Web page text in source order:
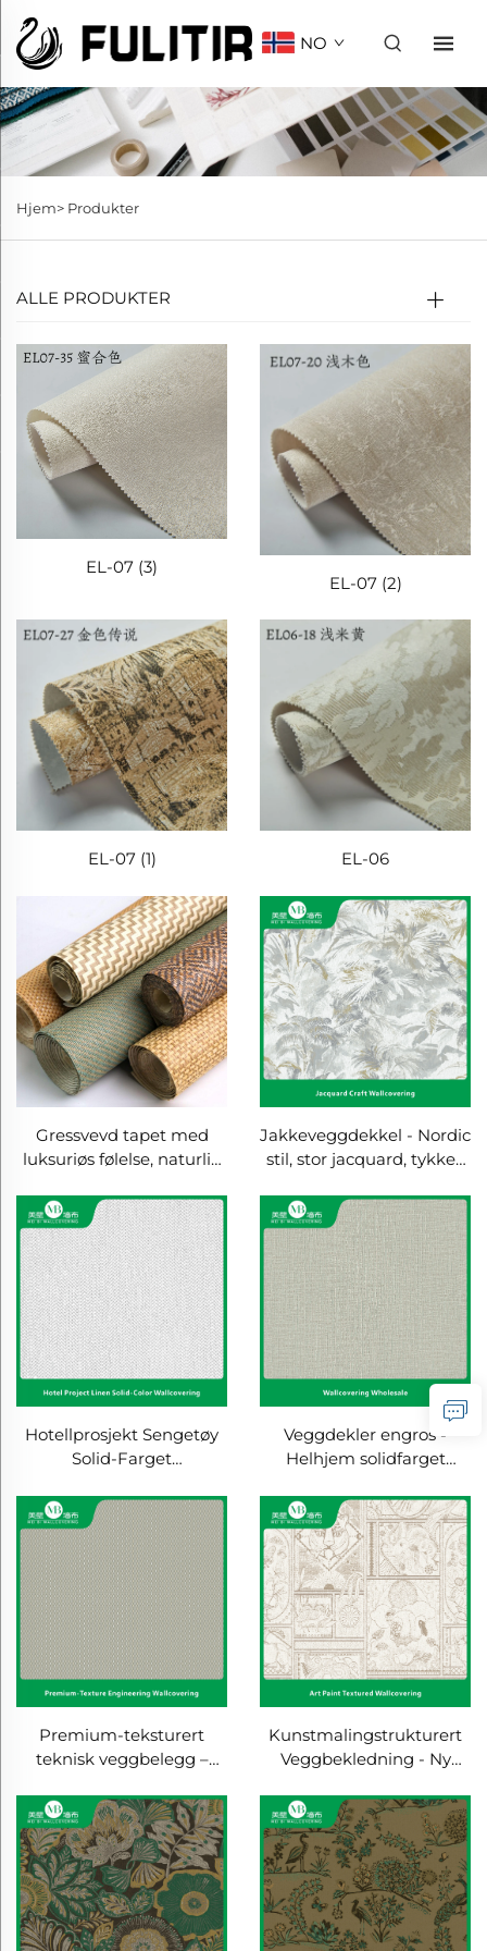
NO
Hjem> Produkter
ALLE PRODUKTER
EL-07 (3)
EL-07 (2)
EL-07 (1) EL-06
Gressvevd tapet med
luksuriøs følelse, naturlig
tredimensjonalt tapet,
ikke selvklebende tykke
sisal- og rotangstikker,
fabrikkhurt salg
Jakkeveggdekkel - Nordic
stil, stor jacquard, tykket,
europeisk stil, premium
struktur, diskrete
mønstre, amerikansk stil
veggdekkel
Hotellprosjekt Sengetøy
Solid-Farget
Soverom og Stue,
Premium Struktur,
Heldekkende Uten
Løsninger, Direkte fra
Produsent (Grosveksel
Tilgjengelig)
Veggdekler engros -
Helhjem solidfarget
tykket veggdekle,
direktesalg fra fabrikk,
teknisk klasse, sømløs
kant, lys luksusstil
Premium-teksturert
teknisk veggbelegg –
egnet til soveværelse og
stue, hjemmebruk av
bomull-linnen enfarget
veggdekning, lys
luksusstil, direktesalg fra
fabrikk
Kunstmalingstrukturert
Veggbekledning - Ny
Krapresistens, Egnet for
Soverom Hovedpute
Aksentvegg